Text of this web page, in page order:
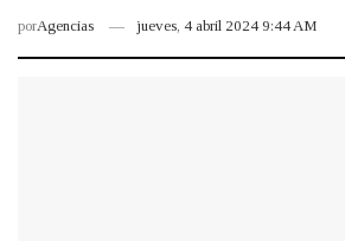
porAgencias jueves, 4 abril 2024 9:44 AM